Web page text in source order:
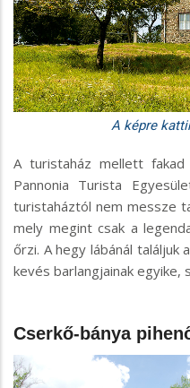
A turistaház mellett
Pannonia Turista
turistaháztól nem messze
mely megint csak a
őrzi. A hegy lábánál találjuk
kevés barlangjainak egyike,
Cserkő-bánya